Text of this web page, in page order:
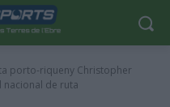
porto-riqueny Christopher
de ruta